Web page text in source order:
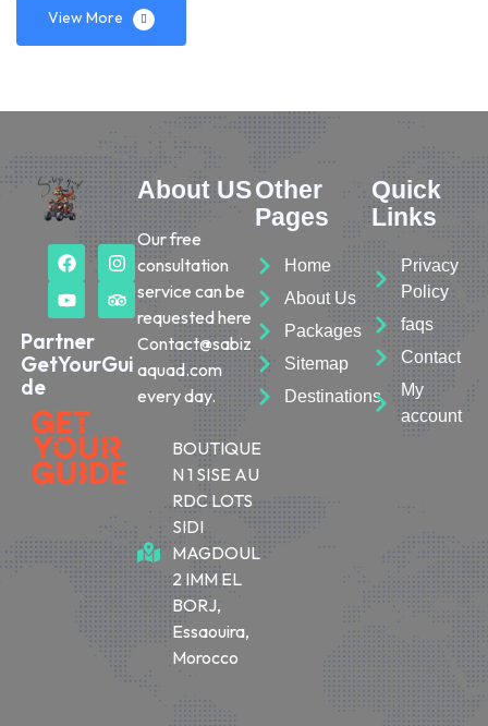
View More
Partner
GetYourGui
de
About US
Our free
consultation
service can be
requested here
Contact@sabiz
aquad.com
every day.
BOUTIQUE
N 1 SISE AU
RDC LOTS
SIDI
MAGDOUL
2 IMM EL
BORJ,
Essaouira,
Morocco
Other
Pages
Home
About Us
Packages
Sitemap
Destinations
Quick
Links
Privacy
Policy
faqs
Contact
My
account